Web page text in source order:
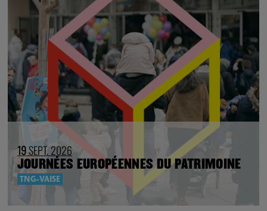
19SEPT. 2026
JOURNÉES EUROPÉENNES DU PATRIMOINE
TNG-VAISE